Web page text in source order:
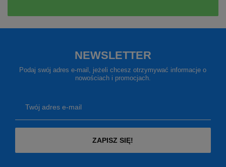
NEWSLETTER
Podaj swój adres e-mail, jeżeli chcesz otrzymywać informacje o
nowościach i promocjach.
Twój adres e-mail
ZAPISZ SIĘ!